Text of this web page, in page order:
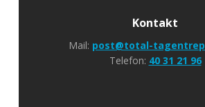
Kontakt
Mail: post@total-
Telefon: 40 31 21 96